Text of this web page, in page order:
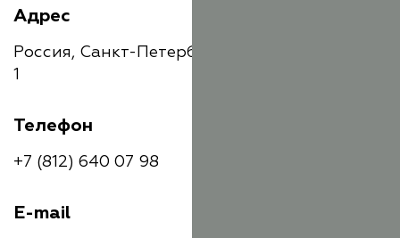
Адрес
Россия, Санкт-Петербург, Орловская улица,
1
Телефон
+7 (812) 640 07 98
E-mail